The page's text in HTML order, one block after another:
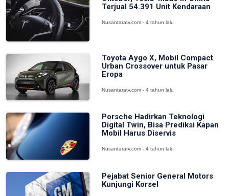
Terjual 54.391 Unit Kendaraan
Nusantaratv.com - 4 tahun lalu
Toyota Aygo X, Mobil Compact
Urban Crossover untuk Pasar
Eropa
Nusantaratv.com - 4 tahun lalu
Porsche Hadirkan Teknologi
Digital Twin, Bisa Prediksi Kapan
Mobil Harus Diservis
Nusantaratv.com - 4 tahun lalu
Pejabat Senior General Motors
Kunjungi Korsel